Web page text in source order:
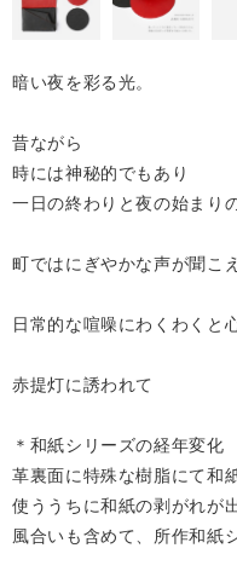
暗い夜を彩る光。
昔ながら
時には神秘的でもあり
一日の終わりと夜の始まり
町ではにぎやかな声が聞こえ
日常的な喧噪にわくわくと
赤提灯に誘われて
＊和紙シリーズの経年変化
革裏面に特殊な樹脂にて和
使ううちに和紙の剥がれが
風合いも含めて、所作和紙